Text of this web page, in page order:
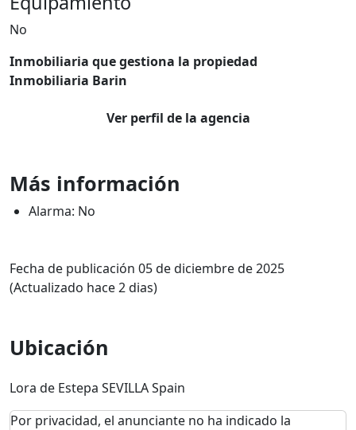
No
Inmobiliaria que gestiona la propiedad
Inmobiliaria Barin
Ver perfil de la agencia
Más información
Alarma: No
Fecha de publicación 05 de diciembre de 2025
(Actualizado hace 2 dias)
Ubicación
Lora de Estepa SEVILLA Spain
Por privacidad, el anunciante no ha indicado la